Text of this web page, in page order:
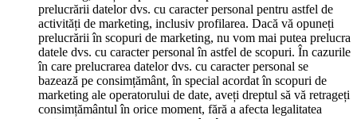
prelucrării datelor dvs. cu caracter personal pentru astfel de
activități de marketing, inclusiv profilarea. Dacă vă opuneți
prelucrării în scopuri de marketing, nu vom mai putea prelucra
datele dvs. cu caracter personal în astfel de scopuri. În cazurile
în care prelucrarea datelor dvs. cu caracter personal se
bazează pe consimțământ, în special acordat în scopuri de
marketing ale operatorului de date, aveți dreptul să vă retrageți
consimțământul în orice moment, fără a afecta legalitatea